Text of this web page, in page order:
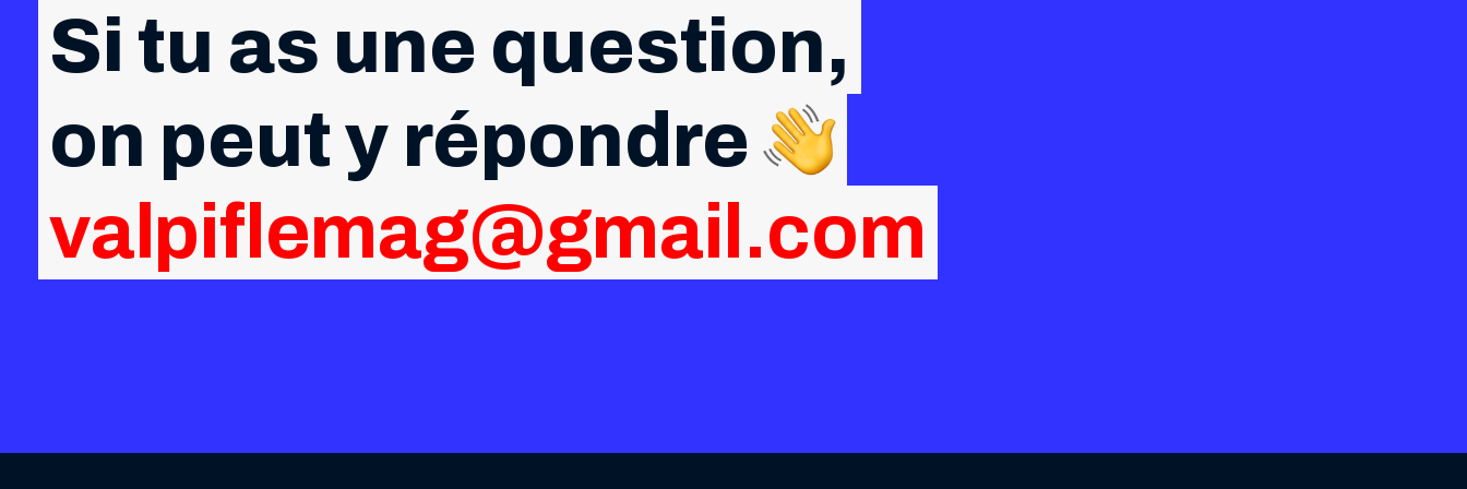
Si tu as une question,
on peut y répondre
valpiflemag@gmail.com